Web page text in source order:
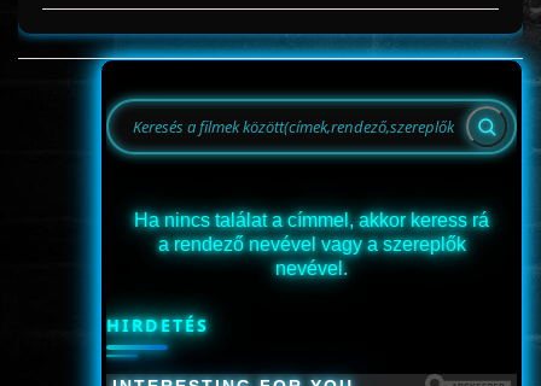
Ha nincs találat a címmel, akkor keress rá
a rendező nevével vagy a szereplők
nevével.
HIRDETÉS